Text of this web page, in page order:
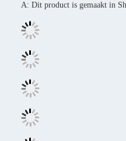
A: Dit product is gemaakt in